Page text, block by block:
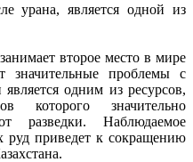
урана, является одной из
второе место в мире
значительные проблемы с
одним из ресурсов,
которого значительно
разведки. Наблюдаемое
руд приведет к сокращению